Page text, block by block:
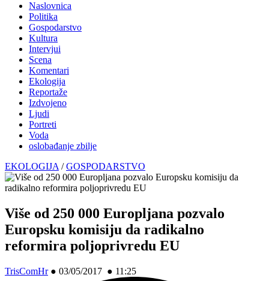
Naslovnica
Politika
Gospodarstvo
Kultura
Intervjui
Scena
Komentari
Ekologija
Reportaže
Izdvojeno
Ljudi
Portreti
Voda
oslobađanje zbilje
EKOLOGIJA /GOSPODARSTVO
Više od 250 000 Europljana pozvalo
Europsku komisiju da radikalno
reformira poljoprivredu EU
TrisComHr● 03/05/2017 ● 11:25